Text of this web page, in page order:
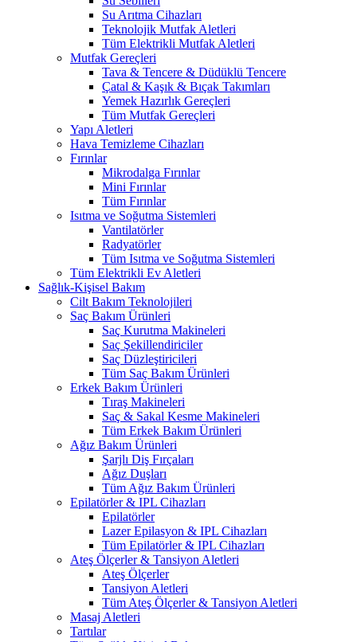
Su Arıtma Cihazları
Teknolojik Mutfak Aletleri
Tüm Elektrikli Mutfak Aletleri
Mutfak Gereçleri
Tava & Tencere & Düdüklü Tencere
Çatal & Kaşık & Bıçak Takımları
Yemek Hazırlık Gereçleri
Tüm Mutfak Gereçleri
Yapı Aletleri
Hava Temizleme Cihazları
Fırınlar
Mikrodalga Fırınlar
Mini Fırınlar
Tüm Fırınlar
Isıtma ve Soğutma Sistemleri
Vantilatörler
Radyatörler
Tüm Isıtma ve Soğutma Sistemleri
Tüm Elektrikli Ev Aletleri
Sağlık-Kişisel Bakım
Cilt Bakım Teknolojileri
Saç Bakım Ürünleri
Saç Kurutma Makineleri
Saç Şekillendiriciler
Saç Düzleştiricileri
Tüm Saç Bakım Ürünleri
Erkek Bakım Ürünleri
Tıraş Makineleri
Saç & Sakal Kesme Makineleri
Tüm Erkek Bakım Ürünleri
Ağız Bakım Ürünleri
Şarjlı Diş Fırçaları
Ağız Duşları
Tüm Ağız Bakım Ürünleri
Epilatörler & IPL Cihazları
Epilatörler
Lazer Epilasyon & IPL Cihazları
Tüm Epilatörler & IPL Cihazları
Ateş Ölçerler & Tansiyon Aletleri
Ateş Ölçerler
Tansiyon Aletleri
Tüm Ateş Ölçerler & Tansiyon Aletleri
Masaj Aletleri
Tartılar